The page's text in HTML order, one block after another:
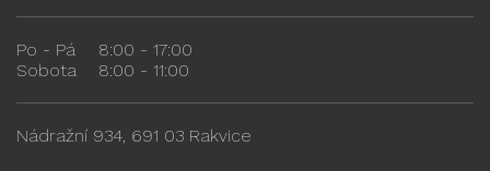
Po - Pá
8:00 - 17:00
Sobota
8:00 - 11:00
Nádražní 934, 691 03 Rakvice